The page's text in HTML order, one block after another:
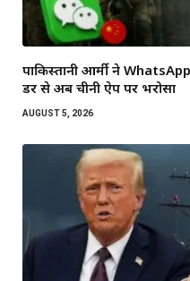
पाकिस्तानी आर्मी ने
डर से अब चीनी ऐप पर भरोसा
AUGUST 5, 2026